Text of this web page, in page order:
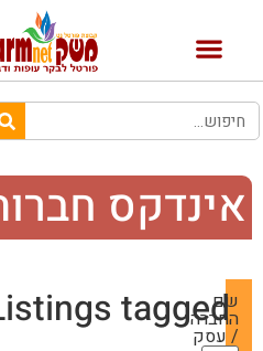
שם
החברה
/ עסק
Listings tagged: קבוצת תדמיר